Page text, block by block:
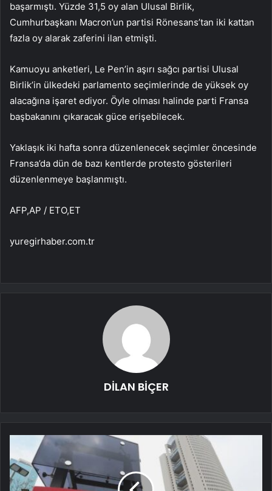
başarmıştı. Yüzde 31,5 oy alan Ulusal Birlik,
Cumhurbaşkanı Macron’un partisi Rönesans’tan iki kattan
fazla oy alarak zaferini ilan etmişti.
Kamuoyu anketleri, Le Pen’in aşırı sağcı partisi Ulusal
Birlik’in ülkedeki parlamento seçimlerinde de yüksek oy
alacağına işaret ediyor. Öyle olması halinde parti Fransa
başbakanını çıkaracak güce erişebilecek.
Yaklaşık iki hafta sonra düzenlenecek seçimler öncesinde
Fransa’da dün de bazı kentlerde protesto gösterileri
düzenlenmeye başlanmıştı.
AFP,AP / ETO,ET
yuregirhaber.com.tr
DİLAN BİÇER